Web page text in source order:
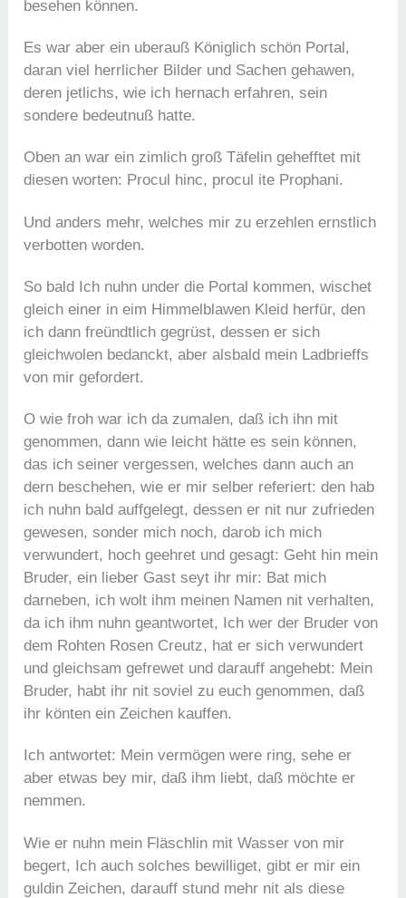
besehen können.
Es war aber ein uberauß Königlich schön Portal,
daran viel herrlicher Bilder und Sachen gehawen,
deren jetlichs, wie ich hernach erfahren, sein
sondere bedeutnuß hatte.
Oben an war ein zimlich groß Täfelin gehefftet mit
diesen worten: Procul hinc, procul ite Prophani.
Und anders mehr, welches mir zu erzehlen ernstlich
verbotten worden.
So bald Ich nuhn under die Portal kommen, wischet
gleich einer in eim Himmelblawen Kleid herfür, den
ich dann freündtlich gegrüst, dessen er sich
gleichwolen bedanckt, aber alsbald mein Ladbrieffs
von mir gefordert.
O wie froh war ich da zumalen, daß ich ihn mit
genommen, dann wie leicht hätte es sein können,
das ich seiner vergessen, welches dann auch an
dern beschehen, wie er mir selber referiert: den hab
ich nuhn bald auffgelegt, dessen er nit nur zufrieden
gewesen, sonder mich noch, darob ich mich
verwundert, hoch geehret und gesagt: Geht hin mein
Bruder, ein lieber Gast seyt ihr mir: Bat mich
darneben, ich wolt ihm meinen Namen nit verhalten,
da ich ihm nuhn geantwortet, Ich wer der Bruder von
dem Rohten Rosen Creutz, hat er sich verwundert
und gleichsam gefrewet und darauff angehebt: Mein
Bruder, habt ihr nit soviel zu euch genommen, daß
ihr könten ein Zeichen kauffen.
Ich antwortet: Mein vermögen were ring, sehe er
aber etwas bey mir, daß ihm liebt, daß möchte er
nemmen.
Wie er nuhn mein Fläschlin mit Wasser von mir
begert, Ich auch solches bewilliget, gibt er mir ein
guldin Zeichen, darauff stund mehr nit als diese